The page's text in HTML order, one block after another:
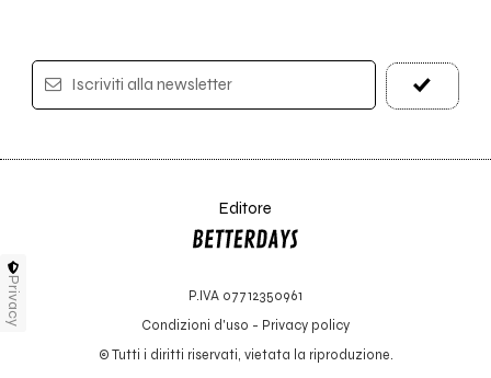
Iscriviti alla newsletter
Editore
P.IVA 07712350961
Condizioni d'uso - Privacy policy
© Tutti i diritti riservati, vietata la riproduzione.
Privacy